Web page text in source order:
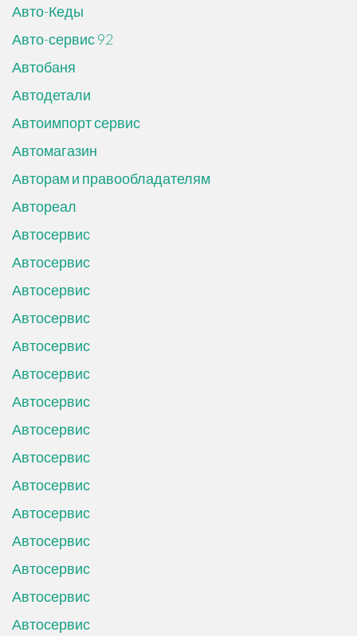
Авто-Кеды
Авто-сервис 92
Автобаня
Автодетали
Автоимпорт сервис
Автомагазин
Авторам и правообладателям
Автореал
Автосервис
Автосервис
Автосервис
Автосервис
Автосервис
Автосервис
Автосервис
Автосервис
Автосервис
Автосервис
Автосервис
Автосервис
Автосервис
Автосервис
Автосервис